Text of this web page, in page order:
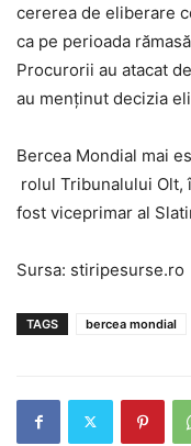
cererea de eliberare
ca pe perioada
Procurorii au atacat
au menținut decizia
Bercea Mondial mai
rolul Tribunalului Olt,
fost viceprimar al
Sursa: stiripesurse.ro
TAGS bercea mondial